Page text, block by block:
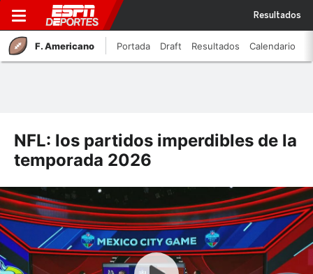
Resultados
F. Americano Portada Draft Resultados Calendario
NFL: los partidos imperdibles de la
temporada 2026